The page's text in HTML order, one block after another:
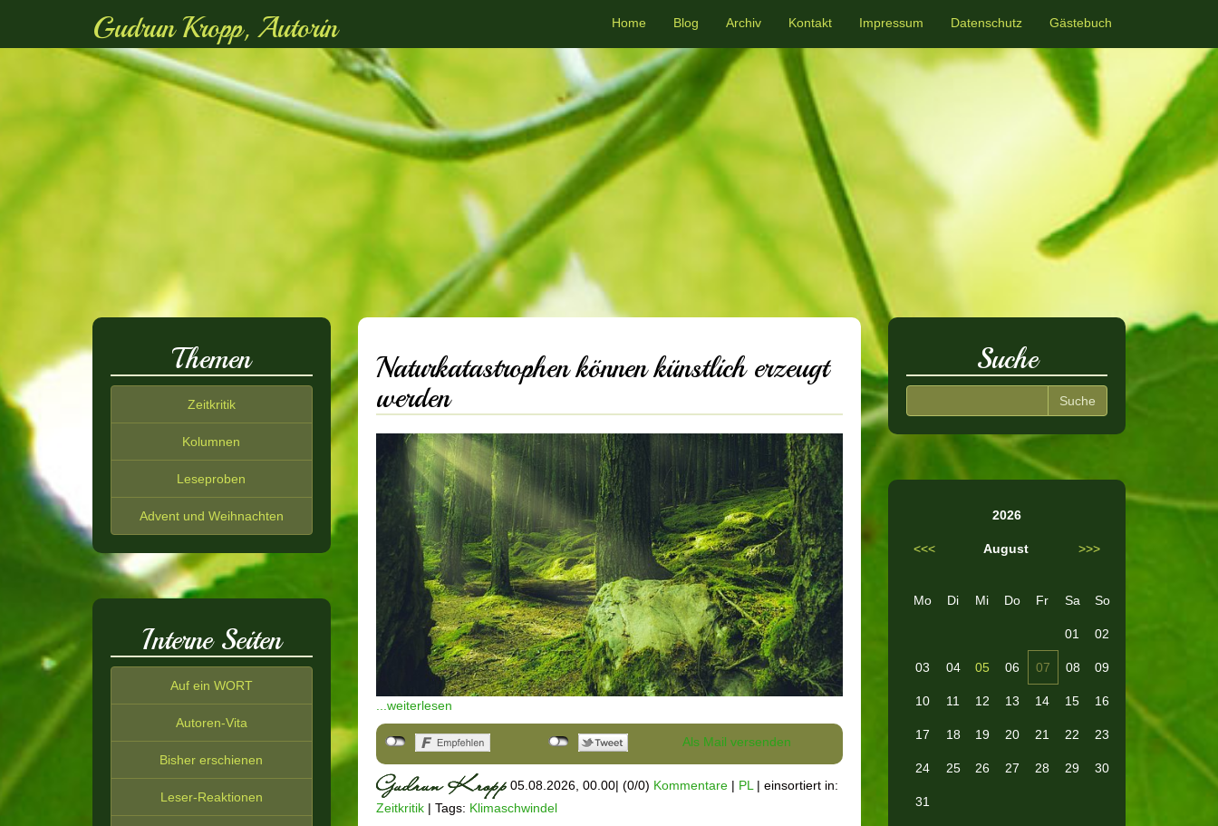
Gudrun Kropp, Autorin Home Blog Archiv Kontakt Impressum Datenschutz Gästebuch
Naturkatastrophen können künstlich erzeugt
werden
...weiterlesen
Als Mail versenden
05.08.2026, 00.00| (0/0) Kommentare| PL | einsortiert in:
Zeitkritik| Tags: Klimaschwindel
Themen
Zeitkritik
Kolumnen
Leseproben
Advent und Weihnachten
Interne Seiten
Auf ein WORT
Autoren-Vita
Bisher erschienen
Leser-Reaktionen
Suche
2026
<<< August >>>
Mo Di Mi Do Fr Sa So
01 02
03 04 05 06 07 08 09
10 11 12 13 14 15 16
17 18 19 20 21 22 23
24 25 26 27 28 29 30
31